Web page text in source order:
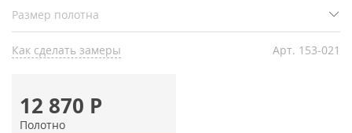
Как сделать замеры Арт. 153-021
12 870 Р
Полотно